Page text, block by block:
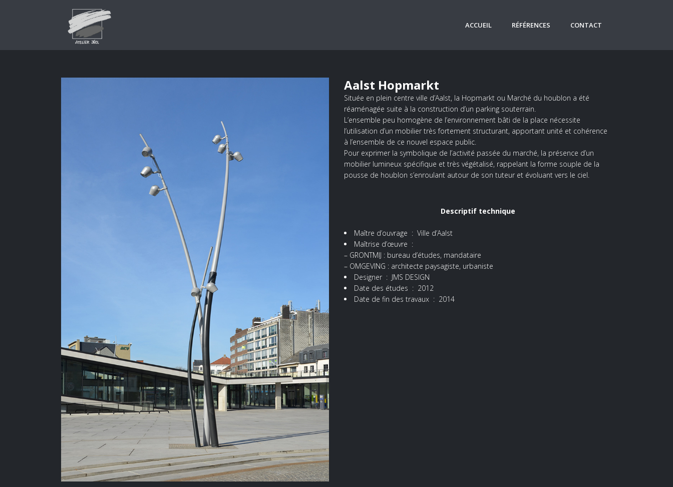
ACCUEIL RÉFÉRENCES CONTACT
About This Project
Aalst Hopmarkt
Située en plein centre ville d’Aalst, la Hopmarkt ou Marché du houblon a été
réaménagée suite à la construction d’un parking souterrain.
L’ensemble peu homogène de l’environnement bâti de la place nécessite
l’utilisation d’un mobilier très fortement structurant, apportant unité et cohérence
à l’ensemble de ce nouvel espace public.
Pour exprimer la symbolique de l’activité passée du marché, la présence d’un
mobilier lumineux spécifique et très végétalisé, rappelant la forme souple de la
pousse de houblon s’enroulant autour de son tuteur et évoluant vers le ciel.
Descriptif technique
Maître d’ouvrage : Ville d’Aalst
Maîtrise d’œuvre :
– GRONTMIJ : bureau d’études, mandataire
– OMGEVING : architecte paysagiste, urbaniste
Designer : JMS DESIGN
Date des études : 2012
Date de fin des travaux : 2014